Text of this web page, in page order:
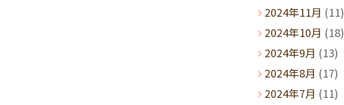
2024年11月 (11)
2024年10月 (18)
2024年9月 (13)
2024年8月 (17)
2024年7月 (11)